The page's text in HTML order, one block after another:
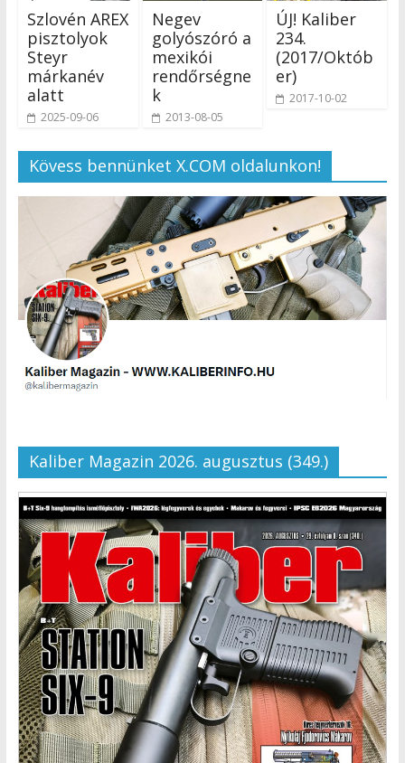
Szlovén AREX
pisztolyok
Steyr
márkanév
alatt
2025-09-06
Negev
golyószóró a
mexikói
rendőrségne
k
2013-08-05
ÚJ! Kaliber
234.
(2017/Októb
er)
2017-10-02
Kövess bennünket X.COM oldalunkon!
Kaliber Magazin 2026. augusztus (349.)